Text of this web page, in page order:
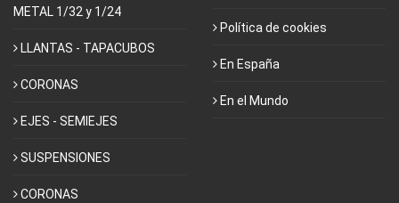
METAL 1/32 y 1/24
LLANTAS - TAPACUBOS
CORONAS
EJES - SEMIEJES
SUSPENSIONES
CORONAS
Política de cookies
En España
En el Mundo